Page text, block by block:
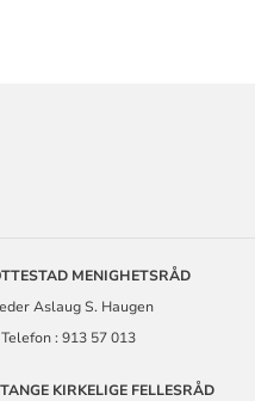
MENIGHETSRÅD
Aslaug S. Haugen
Telefon : 913 57 013
KIRKELIGE FELLESRÅD